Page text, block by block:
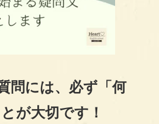
問には、必ず「何
が大切です！